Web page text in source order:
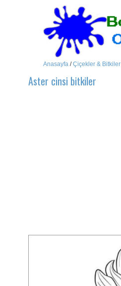
Anasayfa /Çiçekler & Bitkiler
Aster cinsi bitkiler